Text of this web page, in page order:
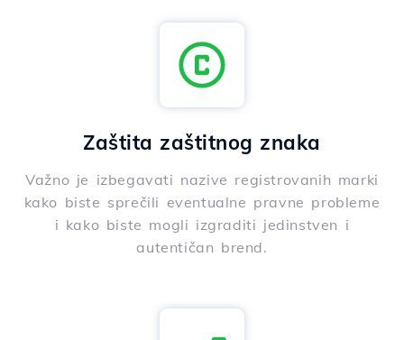
Zaštita zaštitnog znaka
Važno je izbegavati nazive registrovanih marki
kako biste sprečili eventualne pravne probleme
i kako biste mogli izgraditi jedinstven i
autentičan brend.